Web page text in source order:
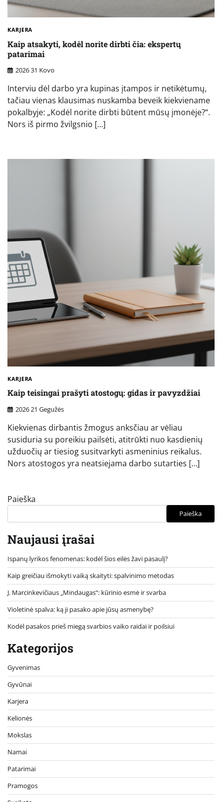
KARJERA
Kaip atsakyti, kodėl norite dirbti čia: ekspertų
patarimai
2026 31 Kovo
Interviu dėl darbo yra kupinas įtampos ir netikėtumų,
tačiau vienas klausimas nuskamba beveik kiekviename
pokalbyje: „Kodėl norite dirbti būtent mūsų įmonėje?“.
Nors iš pirmo žvilgsnio […]
KARJERA
Kaip teisingai prašyti atostogų: gidas ir pavyzdžiai
2026 21 Gegužės
Kiekvienas dirbantis žmogus anksčiau ar vėliau
susiduria su poreikiu pailsėti, atitrūkti nuo kasdienių
užduočių ar tiesiog susitvarkyti asmeninius reikalus.
Nors atostogos yra neatsiejama darbo sutarties […]
Paieška
Paieška
Naujausi įrašai
Ispanų lyrikos fenomenas: kodėl šios eilės žavi pasaulį?
Kaip greičiau išmokyti vaiką skaityti: spalvinimo metodas
J. Marcinkevičiaus „Mindaugas“: kūrinio esmė ir svarba
Violetinė spalva: ką ji pasako apie jūsų asmenybę?
Kodėl pasakos prieš miegą svarbios vaiko raidai ir poilsiui
Kategorijos
Gyvenimas
Gyvūnai
Karjera
Kelionės
Mokslas
Namai
Patarimai
Pramogos